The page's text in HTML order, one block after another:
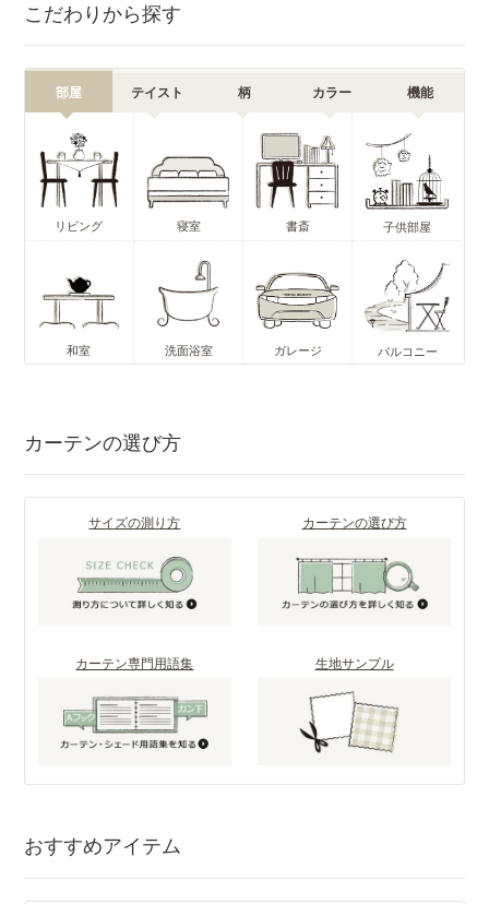
こだわりから探す
部屋 テイスト 柄 カラー 機能
リビング 寝室 書斎 子供部屋
和室 洗面浴室 ガレージ バルコニー
カーテンの選び方
サイズの測り方 カーテンの選び方
カーテン専門用語集 生地サンプル
おすすめアイテム